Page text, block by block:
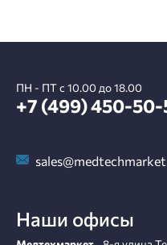
ПН - ПТ с 10.00 до 18.00
+7 (499) 450-
Наши офисы